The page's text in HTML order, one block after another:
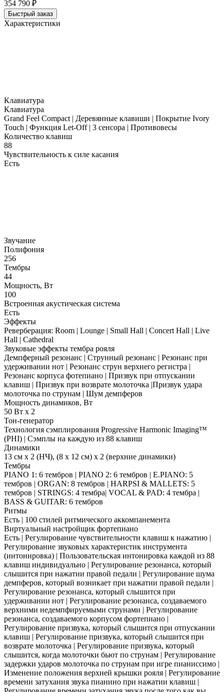
354 790 ₽
Быстрый заказ
Характеристики
Клавиатура
Клавиатура
Grand Feel Compact | Деревянные клавиши | Покрытие Ivory
Touch | Функция Let-Off | 3 cенсора | Противовесы
Количество клавиш
88
Чувствительность к силе касания
Есть
Звучание
Полифония
256
Тембры
44
Мощность, Вт
100
Встроенная акустическая система
Есть
Эффекты
Реверберация: Room | Lounge | Small Hall | Concert Hall | Live
Hall | Cathedral
Звуковые эффекты тембра рояля
Демпферный резонанс | Струнный резонанс | Резонанс при
удерживании нот | Резонанс струн верхнего регистра |
Резонанс корпуса фотепиано | Призвук при отпускании
клавиш | Призвук при возврате молоточка |Призвук удара
молоточка по струнам | Шум демпферов
Мощность динамиков, Вт
50 Вт x 2
Тон-генератор
Технология сэмплирования Progressive Harmonic Imaging™
(PHI) | Сэмплы на каждую из 88 клавиш
Динамики
13 см x 2 (НЧ), (8 x 12 см) x 2 (верхние динамики)
Тембры
PIANO 1: 6 тембров | PIANO 2: 6 тембров | E.PIANO: 5
тембров | ORGAN: 8 тембров | HARPSI & MALLETS: 5
тембров | STRINGS: 4 тембра| VOCAL & PAD: 4 тембра |
BASS & GUITAR: 6 тембров
Ритмы
Есть | 100 стилей ритмического аккомпанемента
Виртуальный настройщик фортепиано
Есть | Регулирование чувствительности клавиш к нажатию |
Регулирование звуковых характеристик инструмента
(интонировка) | Пользовательская интонировка каждой из 88
клавиш индивидуально | Регулирование резонанса, который
слышится при нажатии правой педали | Регулирование шума
демпферов, который возникает при нажатии правой педали |
Регулирование резонанса, который слышится при
удерживании нот | Регулирование резонанса, создаваемого
верхними недемпфируемыми струнами | Регулирование
резонанса, создаваемого корпусом фортепиано |
Регулирование призвука, который слышится при отпускании
клавиш | Регулирование призвука, который слышится при
возврате молоточка | Регулирование призвука, который
слышится, когда молоточки бьют по струнам | Регулирование
задержки ударов молоточка по струнам при игре пианиссимо |
Изменение положения верхней крышки рояля | Регулирование
времени затухания звука пианино при нажатии клавиш |